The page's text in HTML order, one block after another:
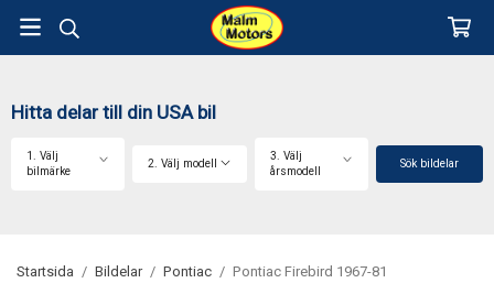
Hitta delar till din USA bil
1. Välj
bilmärke
2. Välj modell
3. Välj
årsmodell
Sök bildelar
Startsida / Bildelar / Pontiac / Pontiac Firebird 1967-81